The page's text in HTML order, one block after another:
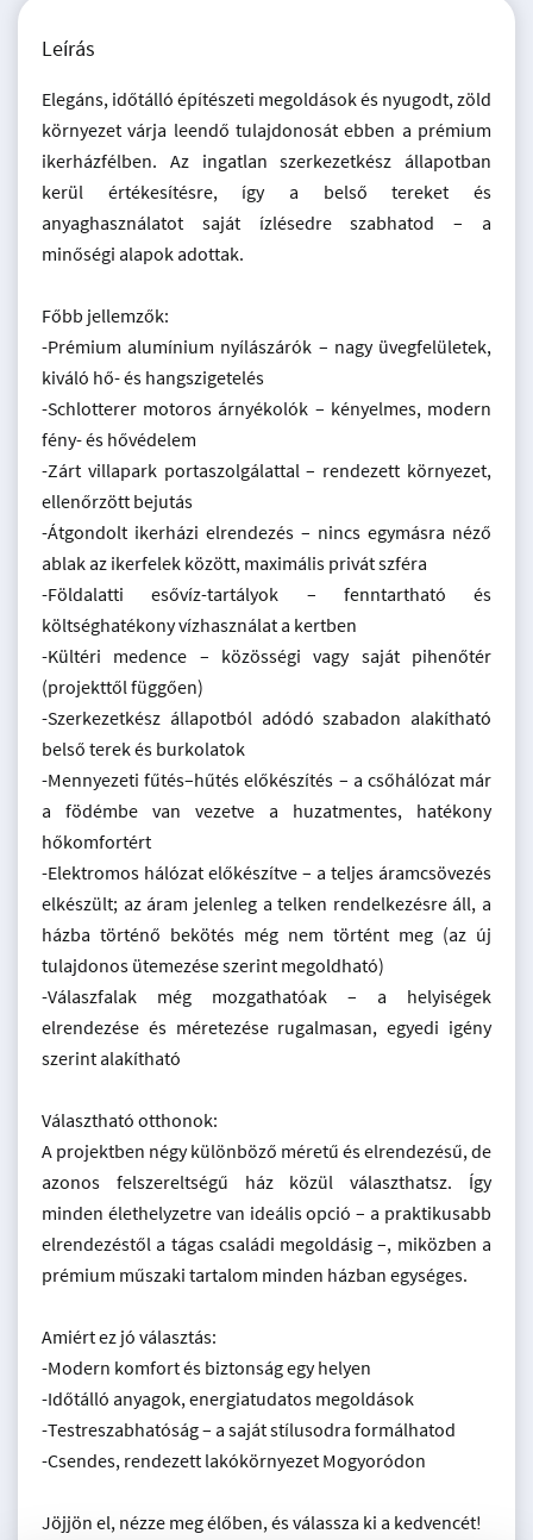
Leírás
Elegáns, időtálló építészeti megoldások és nyugodt, zöld
környezet várja leendő tulajdonosát ebben a prémium
ikerházfélben. Az ingatlan szerkezetkész állapotban
kerül értékesítésre, így a belső tereket és
anyaghasználatot saját ízlésedre szabhatod – a
minőségi alapok adottak.
Főbb jellemzők:
-Prémium alumínium nyílászárók – nagy üvegfelületek,
kiváló hő- és hangszigetelés
-Schlotterer motoros árnyékolók – kényelmes, modern
fény- és hővédelem
-Zárt villapark portaszolgálattal – rendezett környezet,
ellenőrzött bejutás
-Átgondolt ikerházi elrendezés – nincs egymásra néző
ablak az ikerfelek között, maximális privát szféra
-Földalatti esővíz-tartályok – fenntartható és
költséghatékony vízhasználat a kertben
-Kültéri medence – közösségi vagy saját pihenőtér
(projekttől függően)
-Szerkezetkész állapotból adódó szabadon alakítható
belső terek és burkolatok
-Mennyezeti fűtés–hűtés előkészítés – a csőhálózat már
a födémbe van vezetve a huzatmentes, hatékony
hőkomfortért
-Elektromos hálózat előkészítve – a teljes áramcsövezés
elkészült; az áram jelenleg a telken rendelkezésre áll, a
házba történő bekötés még nem történt meg (az új
tulajdonos ütemezése szerint megoldható)
-Válaszfalak még mozgathatóak – a helyiségek
elrendezése és méretezése rugalmasan, egyedi igény
szerint alakítható
Választható otthonok:
A projektben négy különböző méretű és elrendezésű, de
azonos felszereltségű ház közül választhatsz. Így
minden élethelyzetre van ideális opció – a praktikusabb
elrendezéstől a tágas családi megoldásig –, miközben a
prémium műszaki tartalom minden házban egységes.
Amiért ez jó választás:
-Modern komfort és biztonság egy helyen
-Időtálló anyagok, energiatudatos megoldások
-Testreszabhatóság – a saját stílusodra formálhatod
-Csendes, rendezett lakókörnyezet Mogyoródon
Jöjjön el, nézze meg élőben, és válassza ki a kedvencét!